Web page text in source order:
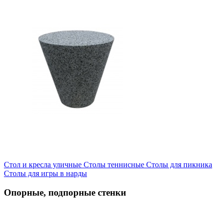
Стол и кресла уличные Cтолы теннисные Столы для пикника
Столы для игры в нарды
Опорные, подпорные стенки